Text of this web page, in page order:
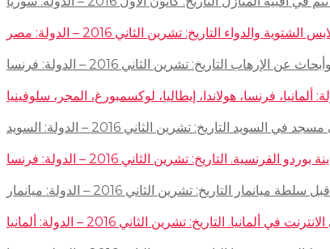
التاريخ: تشرين الثاني 2016 – الدولة: مصر
تشرين الثاني 2016 – الدولة: فرنسا
التاريخ: تشرين الثاني 2016 – الدولة: السويد
التاريخ: تشرين الثاني 2016 – الدولة: فرنسا
تشرين الثاني 2016 – الدولة: ميانمار
التاريخ: تشرين الثاني 2016 – الدولة: ألمانيا